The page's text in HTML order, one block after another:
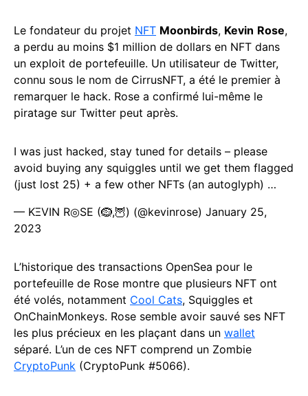
Le fondateur du projet NFT Moonbirds, Kevin Rose,
a perdu au moins $1 million de dollars en NFT dans
un exploit de portefeuille. Un utilisateur de Twitter,
connu sous le nom de CirrusNFT, a été le premier à
remarquer le hack. Rose a confirmé lui-même le
piratage sur Twitter peut après.
I was just hacked, stay tuned for details – please
avoid buying any squiggles until we get them flagged
(just lost 25) + a few other NFTs (an autoglyph) …
— KΞVIN R◎SE (🪹,🦉) (@kevinrose) January 25,
2023
L’historique des transactions OpenSea pour le
portefeuille de Rose montre que plusieurs NFT ont
été volés, notamment Cool Cats, Squiggles et
OnChainMonkeys. Rose semble avoir sauvé ses NFT
les plus précieux en les plaçant dans un wallet
séparé. L’un de ces NFT comprend un Zombie
CryptoPunk (CryptoPunk #5066).